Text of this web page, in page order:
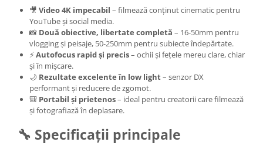
Curatare Senzor
Huse de ploaie
Microfoane / Reportofoane
Nivela patina
Ocular
Transmitator de fisiere fara fir
Accesorii diverse
🎥 Video 4K impecabil – filmează conținut cinematic pentru
YouTube și social media.
📸 Două obiective, libertate completă – 16-50mm pentru
vlogging și peisaje, 50-250mm pentru subiecte îndepărtate.
⚡ Autofocus rapid și precis– ochii și fețele mereu clare, chiar
și în mișcare.
🌙 Rezultate excelente în low light– senzor DX
performant și reducere de zgomot.
🎒 Portabil și prietenos– ideal pentru creatorii care filmează
și fotografiază în deplasare.
🔧 Specificații principale